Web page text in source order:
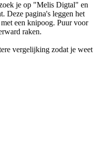
je op "Melis Digtal" en
Deze pagina's leggen het
een knipoog. Puur voor
raken.
vergelijking zodat je weet